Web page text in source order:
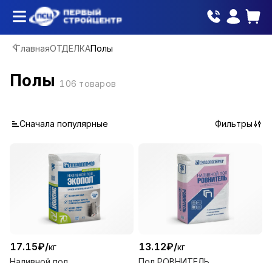
ГлавнаяОТДЕЛКАПолы
Полы 106 товаров
Сначала популярные Фильтры
17.15₽/кг
13.12₽/кг